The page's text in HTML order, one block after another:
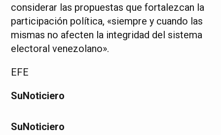
considerar las propuestas que fortalezcan la
participación política, «siempre y cuando las
mismas no afecten la integridad del sistema
electoral venezolano».
EFE
SuNoticiero
SuNoticiero